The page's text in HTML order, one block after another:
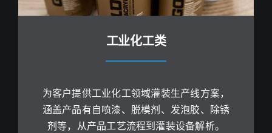
工业化工类
为客户提供工业化工领域灌装生产线方案，
涵盖产品有自喷漆、脱模剂、发泡胶、除锈
剂等，从产品工艺流程到灌装设备解析。